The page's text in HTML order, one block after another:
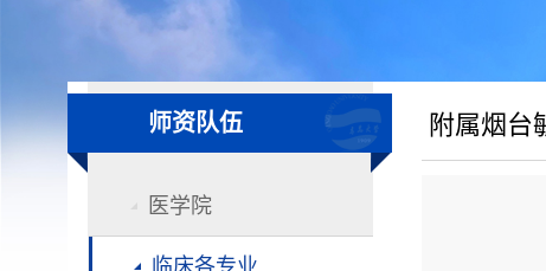
师资队伍
医学院
临床各专业
附属烟台